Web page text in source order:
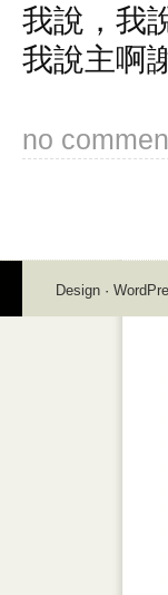
我說，我
我說主啊
no
Design ·